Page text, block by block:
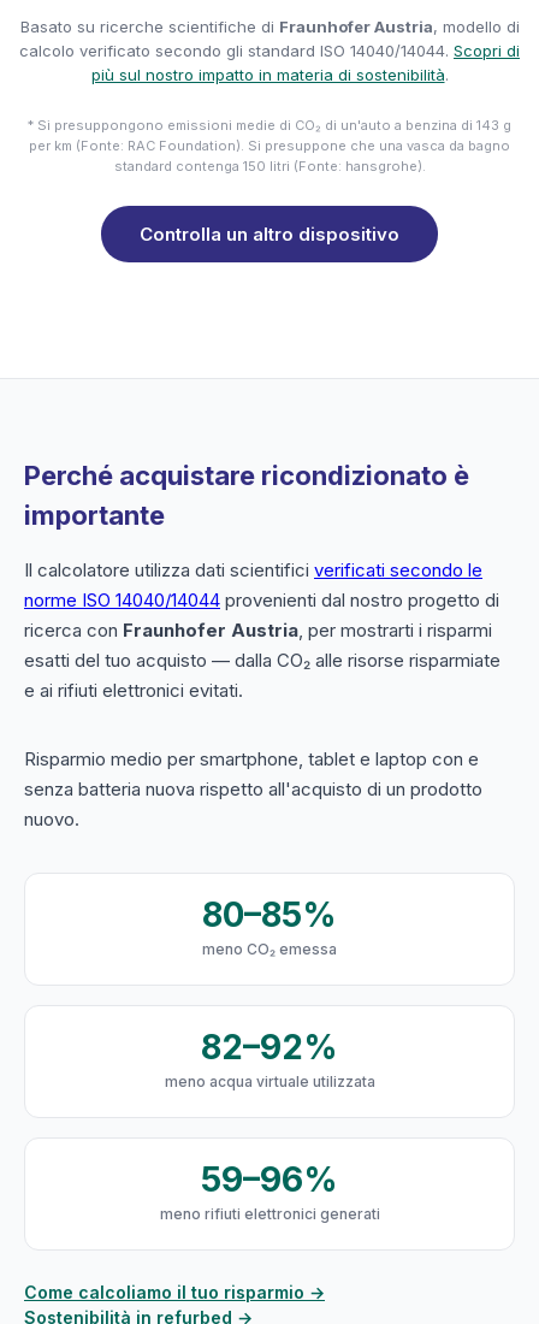
Basato su ricerche scientifiche di Fraunhofer Austria, modello di
calcolo verificato secondo gli standard ISO 14040/14044. Scopri di
più sul nostro impatto in materia di sostenibilità.
* Si presuppongono emissioni medie di CO₂ di un'auto a benzina di 143 g
per km (Fonte: RAC Foundation). Si presuppone che una vasca da bagno
standard contenga 150 litri (Fonte: hansgrohe).
Controlla un altro dispositivo
Perché acquistare ricondizionato è
importante
Il calcolatore utilizza dati scientifici verificati secondo le
norme ISO 14040/14044 provenienti dal nostro progetto di
ricerca con Fraunhofer Austria, per mostrarti i risparmi
esatti del tuo acquisto — dalla CO₂ alle risorse risparmiate
e ai rifiuti elettronici evitati.
Risparmio medio per smartphone, tablet e laptop con e
senza batteria nuova rispetto all'acquisto di un prodotto
nuovo.
80–85%
meno CO₂ emessa
82–92%
meno acqua virtuale utilizzata
59–96%
meno rifiuti elettronici generati
Come calcoliamo il tuo risparmio →
Sostenibilità in refurbed →